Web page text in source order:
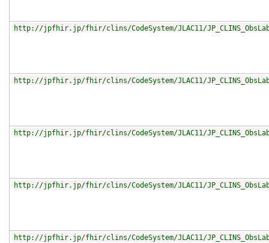
http://jpfhir.jp/fhir/clins/CodeSystem/JLAC11/
http://jpfhir.jp/fhir/clins/CodeSystem/JLAC11/
http://jpfhir.jp/fhir/clins/CodeSystem/JLAC11/
http://jpfhir.jp/fhir/clins/CodeSystem/JLAC11/
http://jpfhir.jp/fhir/clins/CodeSystem/JLAC11/